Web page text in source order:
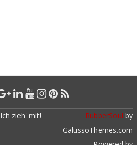
Ich zieh' mit! RubberSoul by
GalussoThemes.com